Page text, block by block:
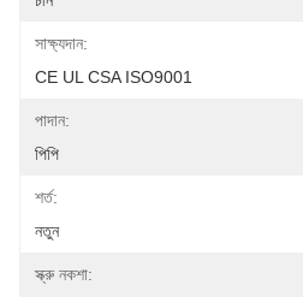
সাক্ষ্যদান:
CE UL CSA ISO9001
পাদান:
পিপি
শর্ত:
নতুন
স্ক্রু নকশা: